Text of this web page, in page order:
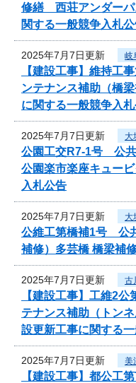
修繕 西荘アンダー
関する一般競争入札
2025年7月7日更新 岐
【建設工事】維持工
ンテナンス補助（橋
に関する一般競争入
2025年7月7日更新 大
公園工交R7-1号 公
公園楽市楽座キュー
入札公告
2025年7月7日更新 大
公維工第橋補1号 公
補修）多芸橋 橋梁補
2025年7月7日更新 古
【建設工事】工維2
テナンス補助（トン
設更新工事に関する
2025年7月7日更新 美
【建設工事】都公工